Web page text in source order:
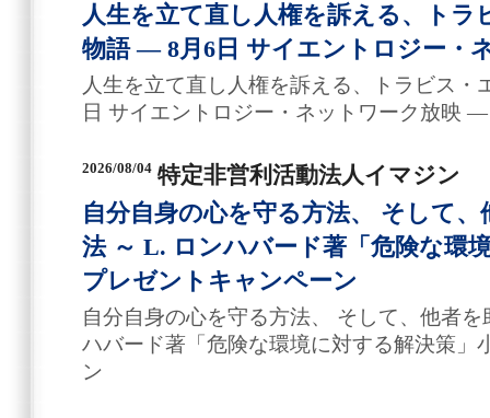
人生を立て直し人権を訴える、トラ
物語 ― 8月6日 サイエントロジー・
人生を立て直し人権を訴える、トラビス
日 サイエントロジー・ネットワーク放映 ―
2026/08/04 特定非営利活動法人イマジン
自分自身の心を守る方法、 そして
法 ～ L. ロンハバード著「危険な環
プレゼントキャンペーン
自分自身の心を守る方法、 そして、他者
ハバード著「危険な環境に対する解決策」
ン